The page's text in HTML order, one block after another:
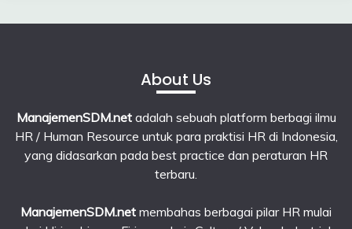
About Us
ManajemenSDM.netadalah sebuah platform berbagi ilmu
HR / Human Resource untuk para praktisi HR di Indonesia,
yang didasarkan pada best practice dan peraturan HR
terbaru.
ManajemenSDM.net membahas berbagai pilar HR mulai